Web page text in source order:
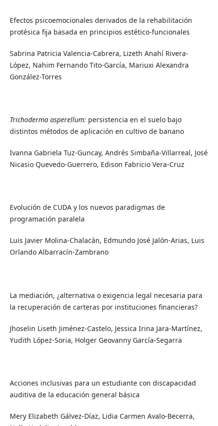
Efectos psicoemocionales derivados de la rehabilitación
protésica fija basada en principios estético-funcionales
Sabrina Patricia Valencia-Cabrera, Lizeth Anahí Rivera-
López, Nahim Fernando Tito-García, Mariuxi Alexandra
González-Torres
Trichoderma asperellum: persistencia en el suelo bajo
distintos métodos de aplicación en cultivo de banano
Ivanna Gabriela Tuz-Guncay, Andrés Simbaña-Villarreal, José
Nicasio Quevedo-Guerrero, Edison Fabricio Vera-Cruz
Evolución de CUDA y los nuevos paradigmas de
programación paralela
Luis Javier Molina-Chalacán, Edmundo José Jalón-Arias, Luis
Orlando Albarracín-Zambrano
La mediación, ¿alternativa o exigencia legal necesaria para
la recuperación de carteras por instituciones financieras?
Jhoselin Liseth Jiménez-Castelo, Jessica Irina Jara-Martínez,
Yudith López-Soria, Holger Geovanny García-Segarra
Acciones inclusivas para un estudiante con discapacidad
auditiva de la educación general básica
Mery Elizabeth Gálvez-Díaz, Lidia Carmen Avalo-Becerra,